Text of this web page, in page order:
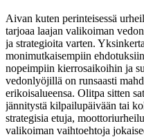
Aivan kuten perinteisessä
tarjoaa laajan valikoiman
ja strategioita varten.
monimutkaisempiin
nopeimpiin kierrosaikoihin ja
vedonlyöjillä on runsaasti
erikoisalueensa. Olitpa sitten
jännitystä kilpailupäivään tai
strategisia etuja,
valikoiman vaihtoehtoja